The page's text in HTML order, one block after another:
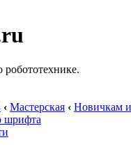
‹ Мастерская ‹ Новичкам
шрифта